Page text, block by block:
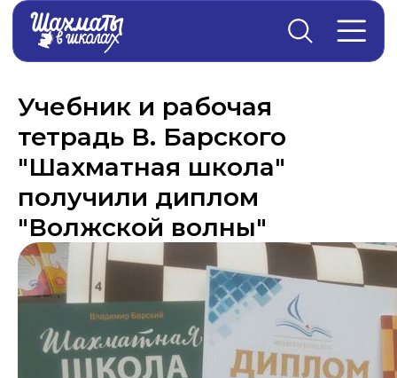
Учебник и рабочая
тетрадь В. Барского
"Шахматная школа"
получили диплом
"Волжской волны"